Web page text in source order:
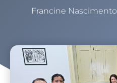
Francine Nascimento